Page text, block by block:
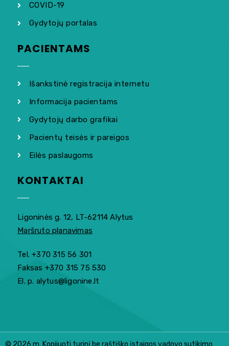
COVID-19
Gydytojų portalas
PACIENTAMS
Išankstinė registracija internetu
Informacija pacientams
Gydytojų darbo grafikai
Pacientų teisės ir pareigos
Eilės paslaugoms
KONTAKTAI
Ligoninės g. 12, LT-62114 Alytus
Maršruto planavimas
Tel. +370 315 56 301
Faksas +370 315 75 530
El. p. alytus@ligonine.lt
© 2026 m. Kopijuoti turinį be raštiško įstaigos vadovo sutikimo